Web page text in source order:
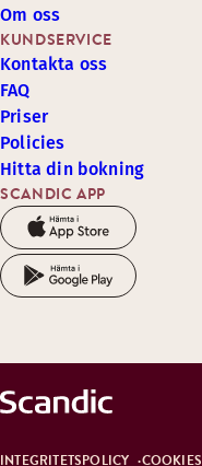
SCANDIC APP
KUNDSERVICE
Kontakta oss
FAQ
Priser
Policies
Hitta din bokning
Om oss
INTEGRITETSPOLICY COOKIES